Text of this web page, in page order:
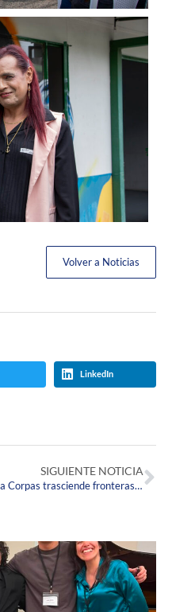
Volver a Noticias
LinkedIn
SIGUIENTE NOTICIA
La Corpas trasciende fronteras en el Congreso Internacional de Enfermería en Alemania